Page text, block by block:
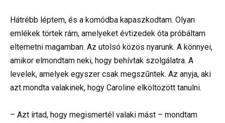
Hátrébb léptem, és a komódba kapaszkodtam. Olyan
emlékek törtek rám, amelyeket évtizedek óta próbáltam
eltemetni magamban. Az utolsó közös nyarunk. A könnyei,
amikor elmondtam neki, hogy behívtak szolgálatra. A
levelek, amelyek egyszer csak megszűntek. Az anyja, aki
azt mondta valakinek, hogy Caroline elköltözött tanulni.
– Azt írtad, hogy megismertél valaki mást – mondtam